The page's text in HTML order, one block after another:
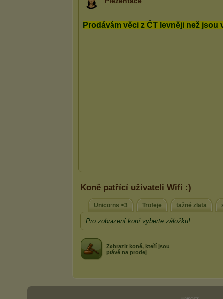
Koně patřící uživateli Wifi :)
Unicorns <3 Trofeje tažné zlata
Pro zobrazení koní vyberte záložku!
Zobrazit koně, kteří jsou
právě na prodej